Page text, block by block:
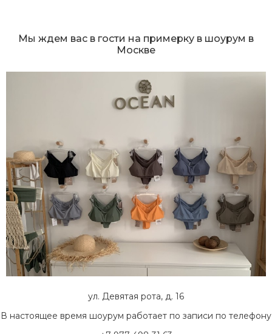
Мы ждем вас в гости на примерку в шоурум в
Москве
ул. Девятая рота, д. 16
В настоящее время шоурум работает по записи по телефону